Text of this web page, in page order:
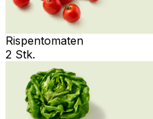
Rispentomaten
2 Stk.